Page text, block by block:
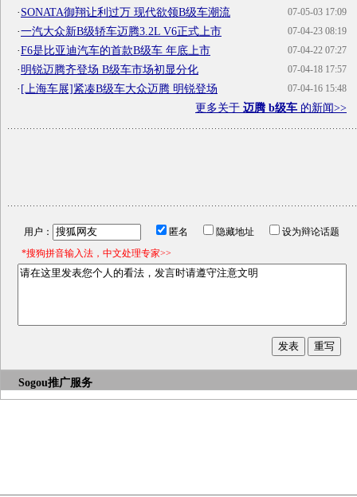
07-05-03 17:09
·SONATA御翔让利过万 现代欲领B级车潮流
07-04-23 08:19
·一汽大众新B级轿车迈腾3.2L V6正式上市
07-04-22 07:27
·F6是比亚迪汽车的首款B级车 年底上市
07-04-18 17:57
·明锐迈腾齐登场 B级车市场初显分化
07-04-16 15:48
·[上海车展]紧凑B级车大众迈腾 明锐登场
更多关于 迈腾 b级车 的新闻>>
用户： 匿名 隐藏地址
设为辩论话题
*搜狗拼音输入法，中文处理专家>>
Sogou推广服务